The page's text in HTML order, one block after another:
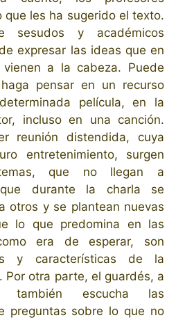
que les ha sugerido el texto.
y académicos
expresar las ideas que en
a la cabeza. Puede
pensar en un recurso
película, en la
incluso en una canción.
reunión distendida, cuya
entretenimiento, surgen
que no llegan a
durante la charla se
otros y se plantean nuevas
lo que predomina en las
era de esperar, son
y características de la
Por otra parte, el guardés, a
también escucha las
preguntas sobre lo que no